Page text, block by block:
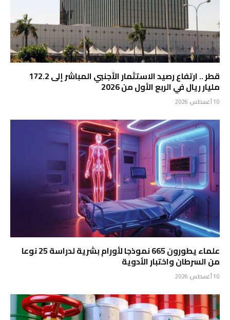
قطر .. ارتفاع رصيد الاستثمار الأجنبي المباشر إلى 172.2
مليار ريال في الربع الأول من 2026
10 أغسطس، 2026
علماء يطورون 665 نموذجا لأورام بشرية لدراسة 25 نوعا
من السرطان واختبار الأدوية
10 أغسطس، 2026